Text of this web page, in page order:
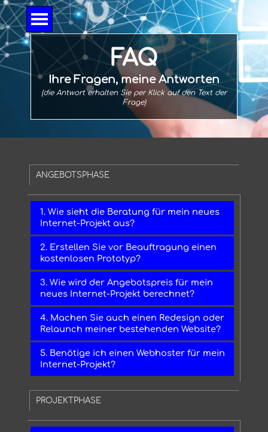
Direkt zum Seiteninhalt
Menü überspringen
FAQ
Ihre Fragen, meine Antworten
(die Antwort erhalten Sie per Klick auf den Text der
Frage)
ANGEBOTSPHASE
1. Wie sieht die Beratung für mein neues
Internet-Projekt aus?
2. Erstellen Sie vor Beauftragung einen
kostenlosen Prototyp?
3. Wie wird der Angebotspreis für mein
neues Internet-Projekt berechnet?
4. Machen Sie auch einen Redesign oder
Relaunch meiner bestehenden Website?
5. Benötige ich einen Webhoster für mein
Internet-Projekt?
PROJEKTPHASE